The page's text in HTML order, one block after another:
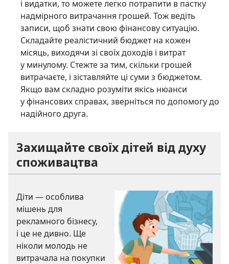
і видатки, то можете легко потрапити в пастку
надмірного витрачання грошей. Тож ведіть
записи, щоб знати свою фінансову ситуацію.
Складайте реалістичний бюджет на кожен
місяць, виходячи зі своїх доходів і витрат
у минулому. Стежте за тим, скільки грошей
витрачаєте, і зіставляйте ці суми з бюджетом.
Якщо вам складно розуміти якісь нюанси
у фінансових справах, зверніться по допомогу до
надійного друга.
Захищайте своїх дітей від духу
споживацтва
Діти — особлива
мішень для
рекламного бізнесу,
і це не дивно. Ще
ніколи молодь не
витрачала на покупки